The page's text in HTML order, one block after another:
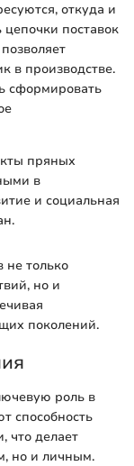
откуда и
цепочки поставок
в производстве.
сформировать
пряных
в
и социальная
не только
но и
поколений.
роль в
способность
что делает
но и личным.